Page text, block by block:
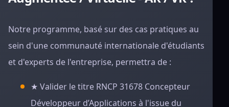
Notre programme, basé sur des cas pratiques au
sein d'une communauté internationale d'étudiants
et d'experts de l'entreprise, permettra de :
★ Valider le titre RNCP 31678 Concepteur
Développeur d’Applications à l'issue du